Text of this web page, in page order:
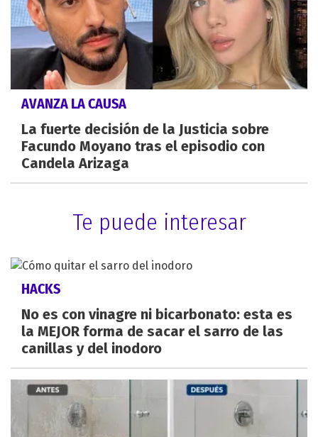
AVANZA LA CAUSA
La fuerte decisión de la Justicia sobre
Facundo Moyano tras el episodio con
Candela Arizaga
Te puede interesar
HACKS
No es con vinagre ni bicarbonato: esta es
la MEJOR forma de sacar el sarro de las
canillas y del inodoro